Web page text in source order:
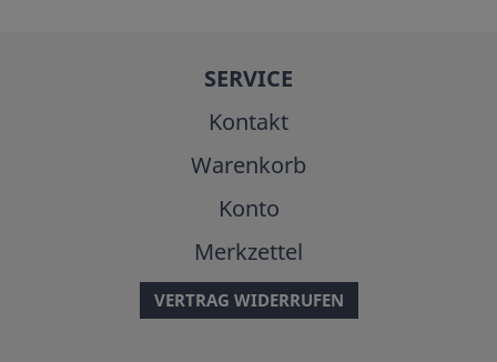
SERVICE
Kontakt
Warenkorb
Konto
Merkzettel
VERTRAG WIDERRUFEN